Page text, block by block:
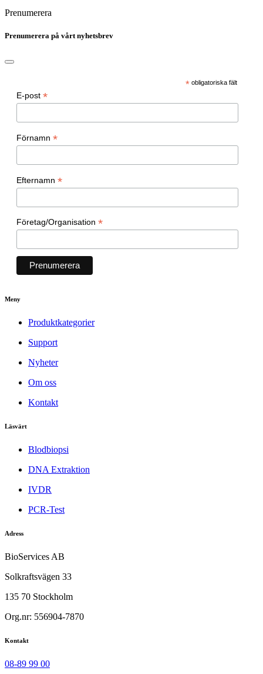
Prenumerera
Prenumerera på vårt nyhetsbrev
* obligatoriska fält
E-post *
Förnamn *
Efternamn *
Företag/Organisation *
Meny
Produktkategorier
Support
Nyheter
Om oss
Kontakt
Läsvärt
Blodbiopsi
DNA Extraktion
IVDR
PCR-Test
Adress
BioServices AB
Solkraftsvägen 33
135 70 Stockholm
Org.nr: 556904-7870
Kontakt
08-89 99 00